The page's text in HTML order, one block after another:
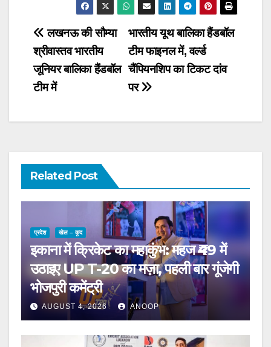
Post
navigation
भारतीय यूथ बालिका हैंडबॉल
टीम फाइनल में, वर्ल्ड
चैंपियनशिप का टिकट दांव
पर
लखनऊ की सौम्या
श्रीवास्तव भारतीय
जूनियर बालिका हैंडबॉल
टीम में
Related Post
प्रदेश खेल – कूद
इकाना में क्रिकेट का महाकुंभ: महज ₹49 में
उठाइए UP T-20 का मज़ा, पहली बार गूंजेगी
भोजपुरी कमेंट्री
AUGUST 4, 2026 ANOOP